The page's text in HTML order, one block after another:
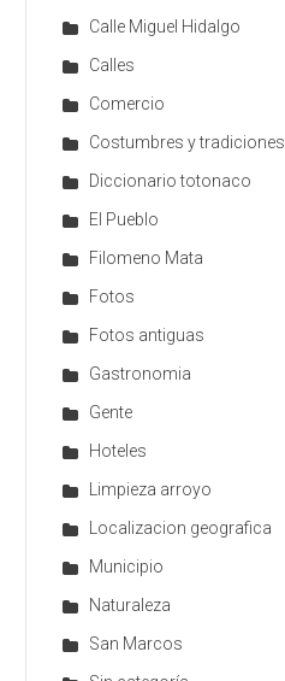
Calle Miguel Hidalgo
Calles
Comercio
Costumbres y tradiciones
Diccionario totonaco
El Pueblo
Filomeno Mata
Fotos
Fotos antiguas
Gastronomia
Gente
Hoteles
Limpieza arroyo
Localizacion geografica
Municipio
Naturaleza
San Marcos